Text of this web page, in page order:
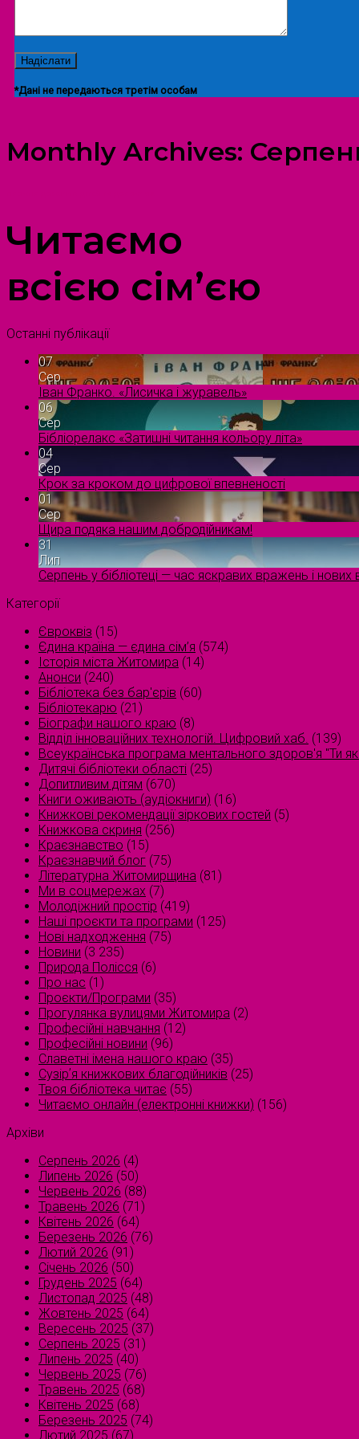
*Дані не передаються третім особам
Monthly Archives:
Читаємо
всією сім’єю
Останні публікації
07
Сер
Іван Франко. «Лисичка і журавель»
06
Сер
Бібліорелакс «Затишні читання кольору літа»
04
Сер
Крок за кроком до цифрової впевненості
01
Сер
Щира подяка нашим добродійникам!
31
Лип
Серпень у бібліотеці — час яскравих вражень і нових
Категорії
Євроквіз (15)
Єдина країна — єдина сім’я (574)
Історія міста Житомира (14)
Анонси (240)
Бібліотека без бар'єрів (60)
Бібліотекарю (21)
Біографи нашого краю (8)
Відділ інноваційних технологій. Цифровий хаб. (139)
Всеукраїнська програма ментального здоров'я "Ти
Дитячі бібліотеки області (25)
Допитливим дітям (670)
Книги оживають (аудіокниги) (16)
Книжкові рекомендації зіркових гостей (5)
Книжкова скриня (256)
Краєзнавство (15)
Краєзнавчий блог (75)
Літературна Житомирщина (81)
Ми в соцмережах (7)
Молодіжний простір (419)
Наші проєкти та програми (125)
Нові надходження (75)
Новини (3 235)
Природа Полісся (6)
Про нас (1)
Проєкти/Програми (35)
Прогулянка вулицями Житомира (2)
Професійні навчання (12)
Професійні новини (96)
Славетні імена нашого краю (35)
Сузірʼя книжкових благодійників (25)
Твоя бібліотека читає (55)
Читаємо онлайн (електронні книжки) (156)
Архіви
Серпень 2026 (4)
Липень 2026 (50)
Червень 2026 (88)
Травень 2026 (71)
Квітень 2026 (64)
Березень 2026 (76)
Лютий 2026 (91)
Січень 2026 (50)
Грудень 2025 (64)
Листопад 2025 (48)
Жовтень 2025 (64)
Вересень 2025 (37)
Серпень 2025 (31)
Липень 2025 (40)
Червень 2025 (76)
Травень 2025 (68)
Квітень 2025 (68)
Березень 2025 (74)
Лютий 2025 (67)